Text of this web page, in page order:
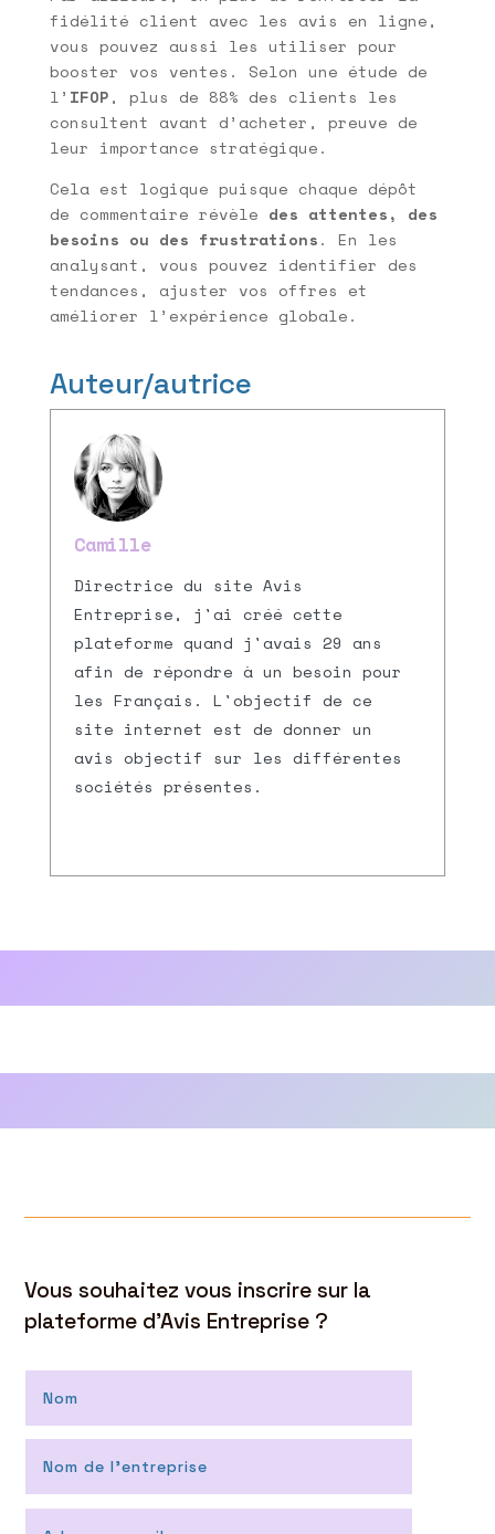
fidélité client avec les avis en ligne,
vous pouvez aussi les utiliser pour
booster vos ventes. Selon une étude de
l’ IFOP, plus de 88% des clients les
consultent avant d’acheter, preuve de
leur importance stratégique.
Cela est logique puisque chaque dépôt
de commentaire révèle des attentes, des
besoins ou des frustrations. En les
analysant, vous pouvez identifier des
tendances, ajuster vos offres et
améliorer l’expérience globale.
Auteur/autrice
Camille
Directrice du site Avis
Entreprise, j'ai créé cette
plateforme quand j'avais 29 ans
afin de répondre à un besoin pour
les Français. L'objectif de ce
site internet est de donner un
avis objectif sur les différentes
sociétés présentes.
Vous souhaitez vous inscrire sur la
plateforme d’Avis Entreprise ?